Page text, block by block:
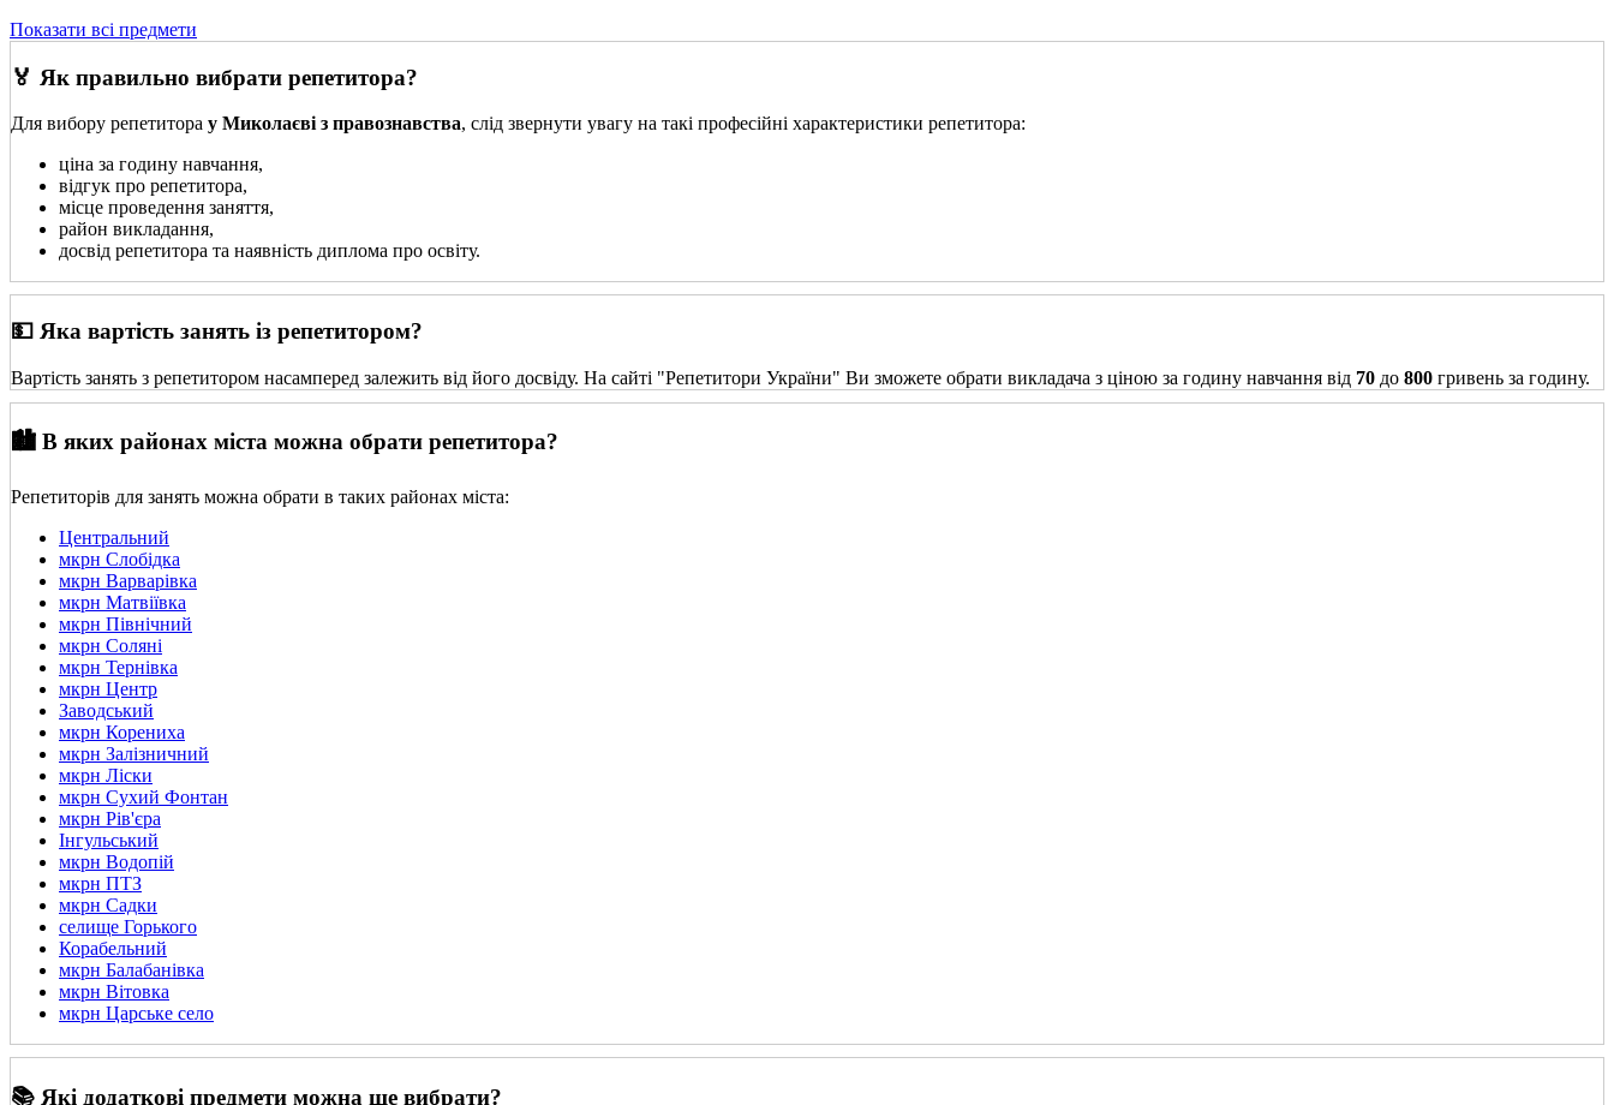
Показати всі предмети
🏅 Як правильно вибрати репетитора?
Для вибору репетитора у Миколаєві з правознавства, слід звернути увагу на такі професійні характеристики репетитора:
ціна за годину навчання,
відгук про репетитора,
місце проведення заняття,
район викладання,
досвід репетитора та наявність диплома про освіту.
💵 Яка вартість занять із репетитором?
Вартість занять з репетитором насамперед залежить від його досвіду. На сайті "Репетитори України" Ви зможете обрати викладача з ціною за годину навчання від 70 до 800 гривень за годину.
🏙️ В яких районах міста можна обрати репетитора?
Репетиторів для занять можна обрати в таких районах міста:
Центральний
мкрн Слобідка
мкрн Варварівка
мкрн Матвіївка
мкрн Північний
мкрн Соляні
мкрн Тернівка
мкрн Центр
Заводський
мкрн Корениха
мкрн Залізничний
мкрн Ліски
мкрн Сухий Фонтан
мкрн Рів'єра
Інгульський
мкрн Водопій
мкрн ПТЗ
мкрн Садки
селище Горького
Корабельний
мкрн Балабанівка
мкрн Вітовка
мкрн Царське село
📚 Які додаткові предмети можна ще вибрати?